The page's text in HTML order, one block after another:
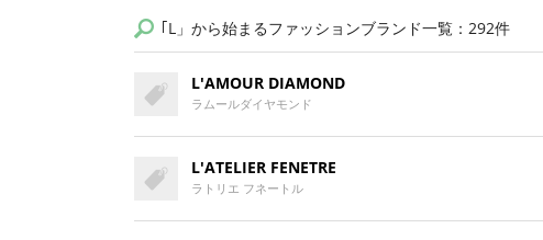
｢L」から始まるファッションブランド一覧：292件
L'AMOUR DIAMOND
ラムールダイヤモンド
L'ATELIER FENETRE
ラトリエ フネートル